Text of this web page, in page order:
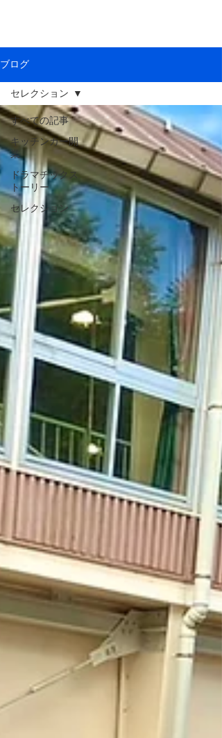
ブログ
すべての記事
キッチンカー開
業
ドラマチックス
トーリー
セレクション
セレクション